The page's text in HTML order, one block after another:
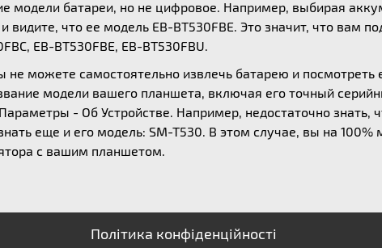
модели батареи, но не цифровое. Например, выбирая
видите, что ее модель EB-BT530FBE. Это значит, что вам
EB-BT530FBE, EB-BT530FBU.
не можете самостоятельно извлечь батарею и
модели вашего планшета, включая его точный
- Об Устройстве. Например, недостаточно знать,
еще и его модель: SM-T530. В этом случае, вы на
с вашим планшетом.
Політика конфіденційності